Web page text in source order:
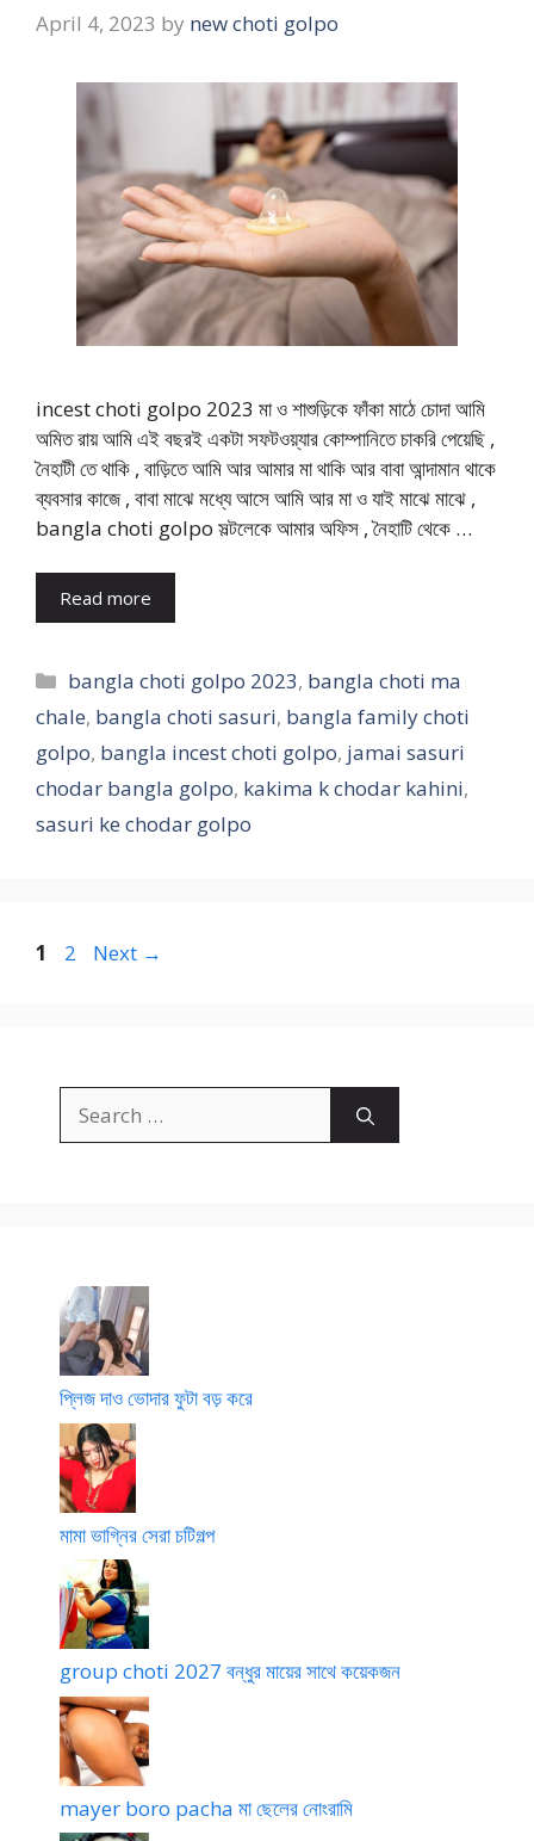
April 4, 2023 by new choti golpo
incest choti golpo 2023 মা ও শাশুড়িকে ফাঁকা মাঠে চোদা আমি
অমিত রায় আমি এই বছরই একটা সফটওয়্যার কোম্পানিতে চাকরি পেয়েছি ,
নৈহাটী তে থাকি , বাড়িতে আমি আর আমার মা থাকি আর বাবা আন্দামান থাকে
ব্যবসার কাজে , বাবা মাঝে মধ্যে আসে আমি আর মা ও যাই মাঝে মাঝে ,
bangla choti golpo সল্টলেকে আমার অফিস , নৈহাটি থেকে …
Read more
Categories
bangla choti golpo 2023, bangla choti ma
chale, bangla choti sasuri, bangla family choti
golpo, bangla incest choti golpo, jamai sasuri
chodar bangla golpo, kakima k chodar kahini,
sasuri ke chodar golpo
Page
1 Page
2 Next →
for:
প্লিজ দাও ভোদার ফুটা বড় করে
মামা ভাগ্নির সেরা চটিগল্প
group choti 2027 বন্ধুর মায়ের সাথে কয়েকজন
mayer boro pacha মা ছেলের নোংরামি